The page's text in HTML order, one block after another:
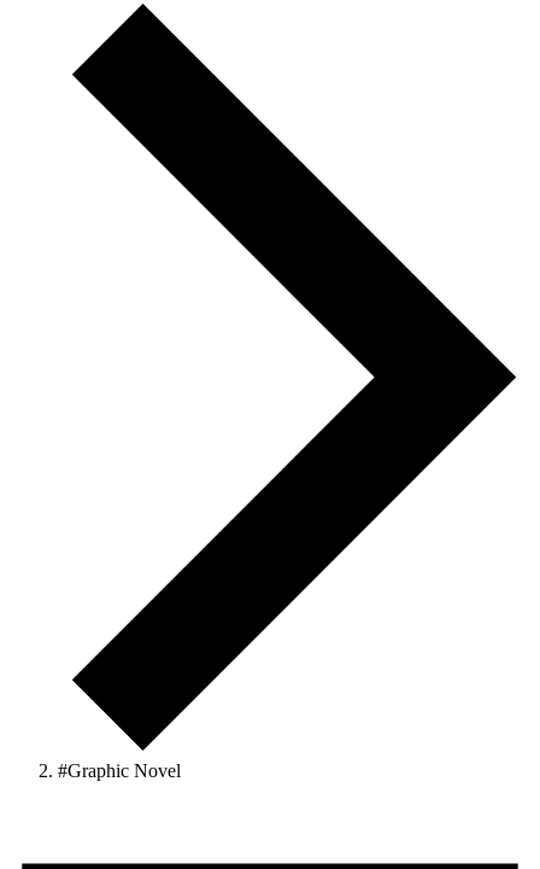
#Graphic Novel